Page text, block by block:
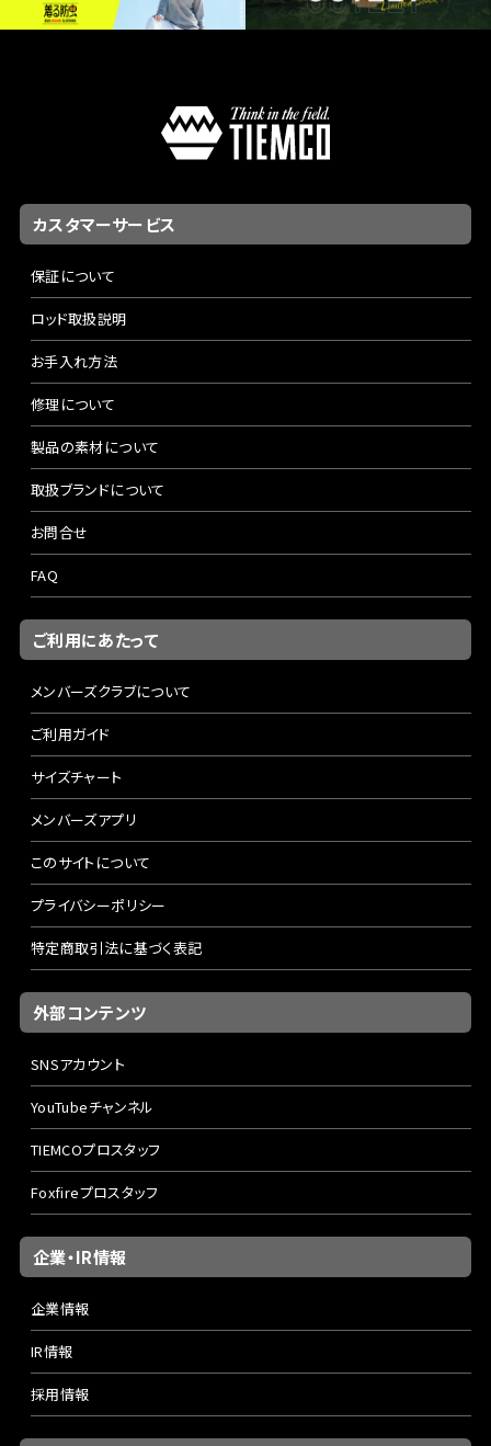
カスタマーサービス
保証について
ロッド取扱説明
お手入れ方法
修理について
製品の素材について
取扱ブランドについて
お問合せ
FAQ
ご利用にあたって
メンバーズクラブについて
ご利用ガイド
サイズチャート
メンバーズアプリ
このサイトについて
プライバシーポリシー
特定商取引法に基づく表記
外部コンテンツ
SNSアカウント
YouTubeチャンネル
TIEMCOプロスタッフ
Foxfireプロスタッフ
企業・IR情報
企業情報
IR情報
採用情報